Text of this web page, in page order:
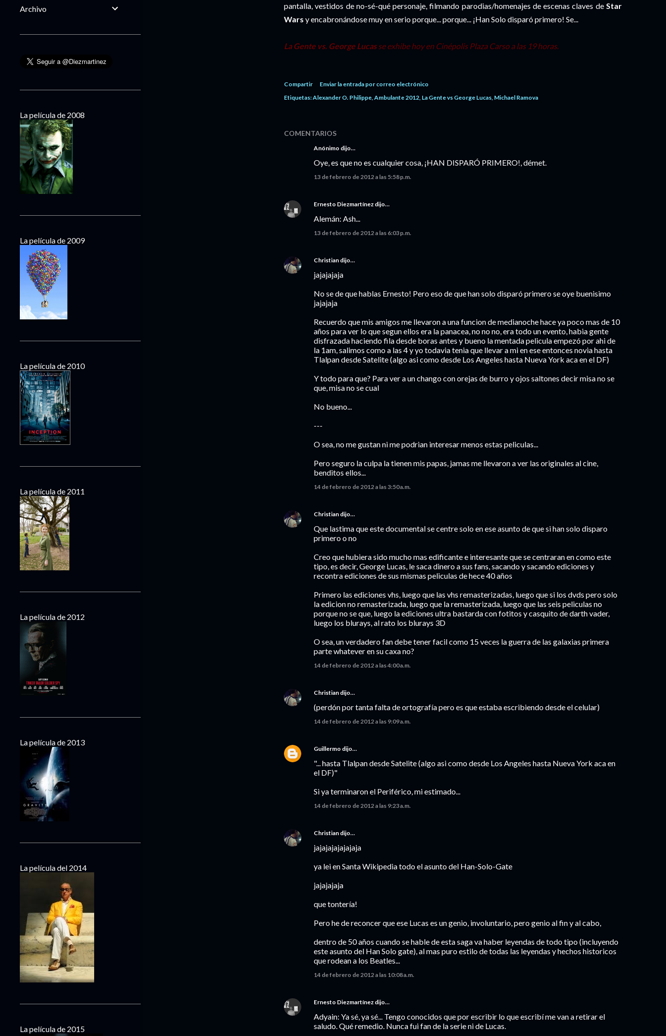
pantalla, vestidos de no-sé-qué personaje, filmando parodias/homenajes de escenas claves de Star
Wars y encabronándose muy en serio porque... porque... ¡Han Solo disparó primero! Se...
La Gente vs. George Lucasse exhibe hoy en Cinépolis Plaza Carso a las 19 horas.
Compartir
Enviar la entrada por correo electrónico
Etiquetas:Alexander O. Philippe Ambulante 2012 La Gente vs George Lucas Michael Ramova
COMENTARIOS
Anónimo dijo…
Oye, es que no es cualquier cosa, ¡HAN DISPARÓ PRIMERO!, démet.
13 de febrero de 2012 a las 5:58 p.m.
Ernesto Diezmartínez dijo…
Alemán: Ash...
13 de febrero de 2012 a las 6:03 p.m.
Christian dijo…
jajajajaja
No se de que hablas Ernesto! Pero eso de que han solo disparó primero se oye buenisimo
jajajaja
Recuerdo que mis amigos me llevaron a una funcion de medianoche hace ya poco mas de 10
años para ver lo que segun ellos era la panacea, no no no, era todo un evento, habia gente
disfrazada haciendo fila desde boras antes y bueno la mentada pelicula empezó por ahi de
la 1am, salimos como a las 4 y yo todavia tenia que llevar a mi en ese entonces novia hasta
Tlalpan desde Satelite (algo asi como desde Los Angeles hasta Nueva York aca en el DF)
Y todo para que? Para ver a un chango con orejas de burro y ojos saltones decir misa no se
que, misa no se cual
No bueno...
---
O sea, no me gustan ni me podrian interesar menos estas peliculas...
Pero seguro la culpa la tienen mis papas, jamas me llevaron a ver las originales al cine,
benditos ellos...
14 de febrero de 2012 a las 3:50 a.m.
Christian dijo…
Que lastima que este documental se centre solo en ese asunto de que si han solo disparo
primero o no
Creo que hubiera sido mucho mas edificante e interesante que se centraran en como este
tipo, es decir, George Lucas, le saca dinero a sus fans, sacando y sacando ediciones y
recontra ediciones de sus mismas peliculas de hece 40 años
Primero las ediciones vhs, luego que las vhs remasterizadas, luego que si los dvds pero solo
la edicion no remasterizada, luego que la remasterizada, luego que las seis peliculas no
porque no se que, luego la ediciones ultra bastarda con fotitos y casquito de darth vader,
luego los blurays, al rato los blurays 3D
O sea, un verdadero fan debe tener facil como 15 veces la guerra de las galaxias primera
parte whatever en su caxa no?
14 de febrero de 2012 a las 4:00 a.m.
Christian dijo…
(perdón por tanta falta de ortografía pero es que estaba escribiendo desde el celular)
14 de febrero de 2012 a las 9:09 a.m.
Guillermo dijo…
"... hasta Tlalpan desde Satelite (algo asi como desde Los Angeles hasta Nueva York aca en
el DF)"
Si ya terminaron el Periférico, mi estimado...
14 de febrero de 2012 a las 9:23 a.m.
Christian dijo…
jajajajajajajaja
ya lei en Santa Wikipedia todo el asunto del Han-Solo-Gate
jajajajaja
que tontería!
Pero he de reconcer que ese Lucas es un genio, involuntario, pero genio al fin y al cabo,
dentro de 50 años cuando se hable de esta saga va haber leyendas de todo tipo (incluyendo
este asunto del Han Solo gate), al mas puro estilo de todas las leyendas y hechos historicos
que rodean a los Beatles...
14 de febrero de 2012 a las 10:08 a.m.
Ernesto Diezmartínez dijo…
Adyain: Ya sé, ya sé... Tengo conocidos que por escribir lo que escribí me van a retirar el
saludo. Qué remedio. Nunca fui fan de la serie ni de Lucas.
Archivo
La película de 2008
La película de 2009
La película de 2010
La película de 2011
La película de 2012
La película de 2013
La película del 2014
La película de 2015